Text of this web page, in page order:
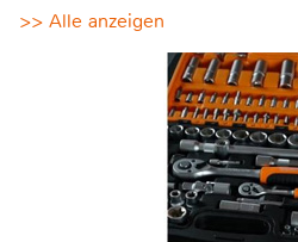
>> Alle anzeigen